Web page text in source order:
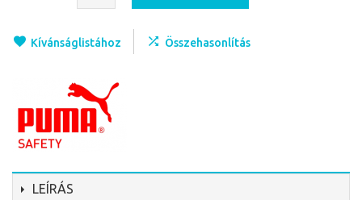
Kívánságlistához Összehasonlítás
LEÍRÁS